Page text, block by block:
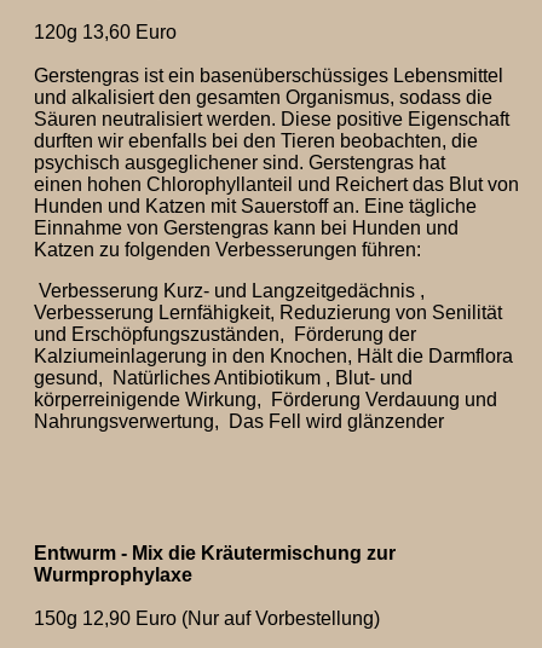
120g 13,60 Euro
Gerstengras ist ein basenüberschüssiges Lebensmittel
und alkalisiert den gesamten Organismus, sodass die
Säuren neutralisiert werden. Diese positive Eigenschaft
durften wir ebenfalls bei den Tieren beobachten, die
psychisch ausgeglichener sind. Gerstengras hat
einen hohen Chlorophyllanteil und Reichert das Blut von
Hunden und Katzen mit Sauerstoff an. Eine tägliche
Einnahme von Gerstengras kann bei Hunden und
Katzen zu folgenden Verbesserungen führen:
Verbesserung Kurz- und Langzeitgedächnis ,
Verbesserung Lernfähigkeit, Reduzierung von Senilität
und Erschöpfungszuständen, Förderung der
Kalziumeinlagerung in den Knochen, Hält die Darmflora
gesund, Natürliches Antibiotikum , Blut- und
körperreinigende Wirkung, Förderung Verdauung und
Nahrungsverwertung, Das Fell wird glänzender
Entwurm - Mix die Kräutermischung zur
Wurmprophylaxe
150g 12,90 Euro (Nur auf Vorbestellung)